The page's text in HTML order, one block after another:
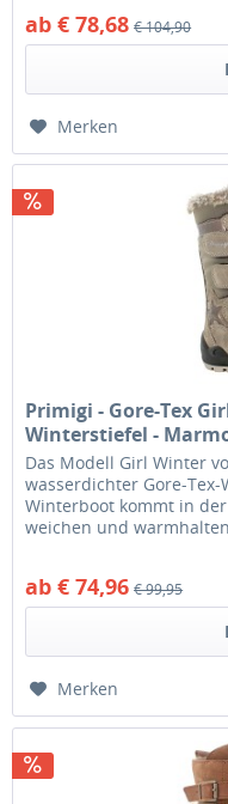
ab € 78,68 € 104,90
Merken
Primigi - Gore-Tex
Winterstiefel -
Das Modell Girl Winter
wasserdichter Gore-
Winterboot kommt in
weichen und
ab € 74,96 € 99,95
Merken